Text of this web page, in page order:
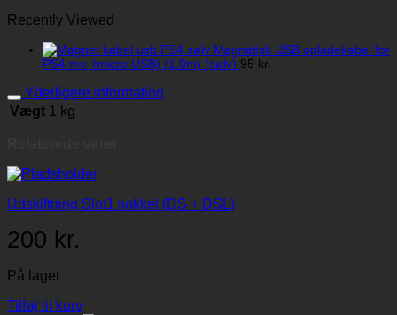
Recently Viewed
Magnetisk USB opladekabel for
PS4 mv. (micro USB) (1.0m) (sølv) 95 kr.
Yderligere information
Vægt 1 kg
Udskiftning Slot1 sokkel (DS + DSL)
200 kr.
På lager
Tilføj til kurv